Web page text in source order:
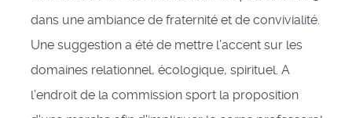
dans une ambiance de fraternité et de convivialité.
Une suggestion a été de mettre l’accent sur les
domaines relationnel, écologique, spirituel. A
l’endroit de la commission sport la proposition